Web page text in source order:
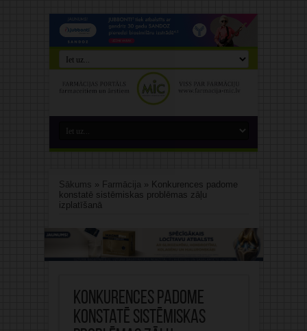
Sākums » Farmācija» Konkurences padome
konstatē sistēmiskas problēmas zāļu
izplatīšanā
Konkurences padome
konstatē sistēmiskas